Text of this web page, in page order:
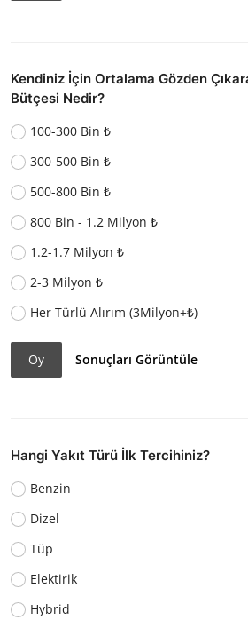
Kendiniz İçin Ortalama Gözden
Bütçesi Nedir?
100-300 Bin ₺
300-500 Bin ₺
500-800 Bin ₺
800 Bin - 1.2 Milyon ₺
1.2-1.7 Milyon ₺
2-3 Milyon ₺
Her Türlü Alırım (3Milyon+₺)
Oy Sonuçları Görüntüle
Hangi Yakıt Türü İlk Tercihiniz?
Benzin
Dizel
Tüp
Elektirik
Hybrid